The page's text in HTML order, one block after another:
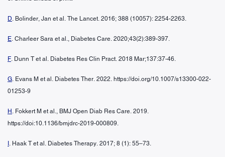
D. Bolinder, Jan et al. The Lancet. 2016; 388 (10057): 2254-2263.
E. Charleer Sara et al., Diabetes Care. 2020;43(2):389-397.
F. Dunn T et al. Diabetes Res Clin Pract. 2018 Mar;137:37-46.
G. Evans M et al. Diabetes Ther. 2022. https://doi.org/10.1007/s13300-022-
01253-9
H . Fokkert M et al., BMJ Open Diab Res Care. 2019.
https://doi:10.1136/bmjdrc-2019-000809.
. Haak T et al. Diabetes Therapy. 2017; 8 (1): 55–73.